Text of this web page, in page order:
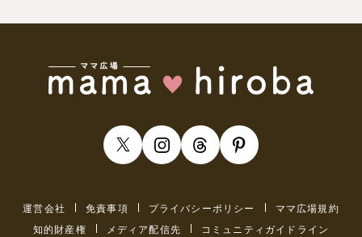
運営会社 免責事項 プライバシーポリシー
ママ広場規約
知的財産権
メディア配信先 コミュニティガイドライン